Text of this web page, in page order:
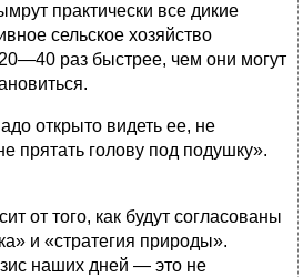
практически все дикие
сельское хозяйство
раз быстрее, чем они могут
открыто видеть ее, не
прятать голову под подушку».
от того, как будут согласованы
и «стратегия природы».
наших дней — это не